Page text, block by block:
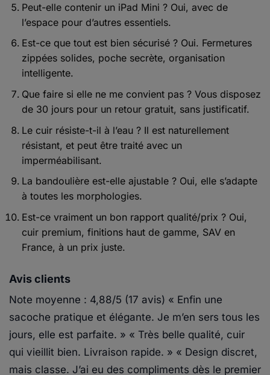
Peut-elle contenir un iPad Mini ? Oui, avec de
l’espace pour d’autres essentiels.
Est-ce que tout est bien sécurisé ? Oui. Fermetures
zippées solides, poche secrète, organisation
intelligente.
Que faire si elle ne me convient pas ? Vous disposez
de 30 jours pour un retour gratuit, sans justificatif.
Le cuir résiste-t-il à l’eau ? Il est naturellement
résistant, et peut être traité avec un
imperméabilisant.
La bandoulière est-elle ajustable ? Oui, elle s’adapte
à toutes les morphologies.
Est-ce vraiment un bon rapport qualité/prix ? Oui,
cuir premium, finitions haut de gamme, SAV en
France, à un prix juste.
Avis clients
Note moyenne : 4,88/5 (17 avis) « Enfin une
sacoche pratique et élégante. Je m’en sers tous les
jours, elle est parfaite. » « Très belle qualité, cuir
qui vieillit bien. Livraison rapide. » « Design discret,
mais classe. J’ai eu des compliments dès le premier